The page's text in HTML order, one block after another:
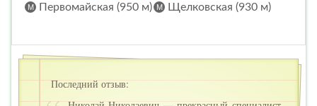
Первомайская (950 м)
Щелковская (930 м)
Последний отзыв: